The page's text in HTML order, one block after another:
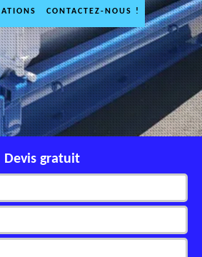
CONTACTEZ-NOUS !
Devis gratuit